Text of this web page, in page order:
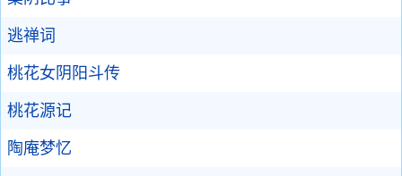
逃禅词
桃花女阴阳斗传
桃花源记
陶庵梦忆